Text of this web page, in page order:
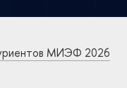
МИЭФ 2026